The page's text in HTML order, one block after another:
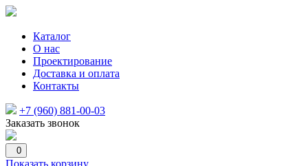
Каталог
О нас
Проектирование
Доставка и оплата
Контакты
+7 (960) 881-00-03
Заказать звонок
0
Показать корзину